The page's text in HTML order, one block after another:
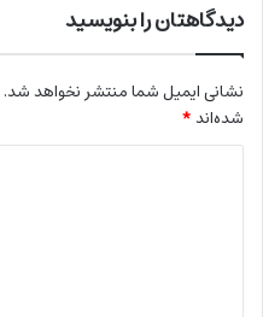
دیدگاهتان را بنویسید
نشانی ایمیل شما منتشر نخواهد شد.
شده‌اند*